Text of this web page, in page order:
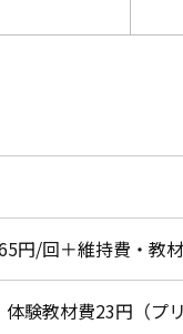
/回＋維持費・教
験教材費23円（プリ